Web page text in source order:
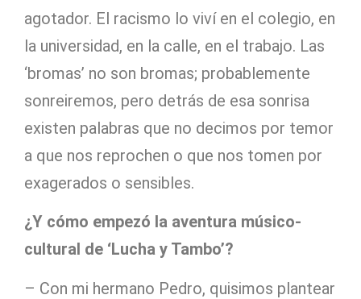
agotador. El racismo lo viví en el colegio, en
la universidad, en la calle, en el trabajo. Las
‘bromas’ no son bromas; probablemente
sonreiremos, pero detrás de esa sonrisa
existen palabras que no decimos por temor
a que nos reprochen o que nos tomen por
exagerados o sensibles.
¿Y cómo empezó la aventura músico-
cultural de ‘Lucha y Tambo’?
– Con mi hermano Pedro, quisimos plantear